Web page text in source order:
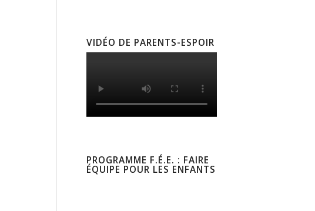
VIDÉO DE PARENTS-ESPOIR
PROGRAMME F.É.E. : FAIRE
ÉQUIPE POUR LES ENFANTS